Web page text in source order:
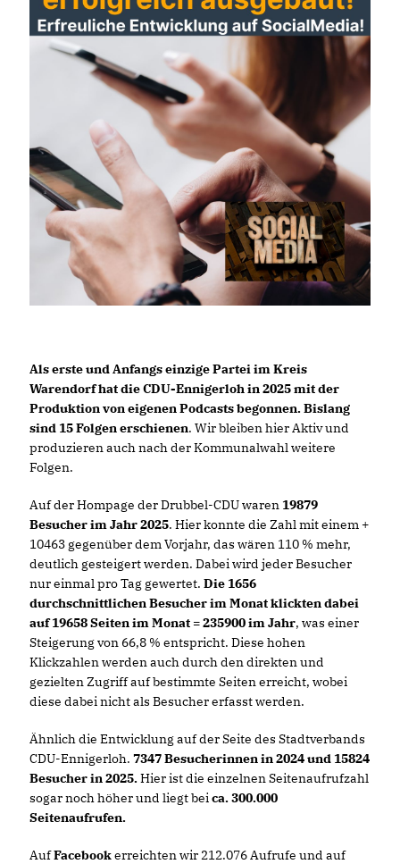
Als erste und Anfangs einzige Partei im Kreis
Warendorf hat die CDU-Ennigerloh in 2025 mit der
Produktion von eigenen Podcasts begonnen. Bislang
sind 15 Folgen erschienen. Wir bleiben hier Aktiv und
produzieren auch nach der Kommunalwahl weitere
Folgen.
Auf der Hompage der Drubbel-CDU waren 19879
Besucher im Jahr 2025. Hier konnte die Zahl mit einem +
10463 gegenüber dem Vorjahr, das wären 110 % mehr,
deutlich gesteigert werden. Dabei wird jeder Besucher
nur einmal pro Tag gewertet. Die 1656
durchschnittlichen Besucher im Monat klickten dabei
auf 19658 Seiten im Monat = 235900 im Jahr, was einer
Steigerung von 66,8 % entspricht. Diese hohen
Klickzahlen werden auch durch den direkten und
gezielten Zugriff auf bestimmte Seiten erreicht, wobei
diese dabei nicht als Besucher erfasst werden.
Ähnlich die Entwicklung auf der Seite des Stadtverbands
CDU-Ennigerloh. 7347 Besucherinnen in 2024 und 15824
Besucher in 2025. Hier ist die einzelnen Seitenaufrufzahl
sogar noch höher und liegt bei ca. 300.000
Seitenaufrufen.
AufFacebookerreichten wir 212.076 Aufrufe und auf